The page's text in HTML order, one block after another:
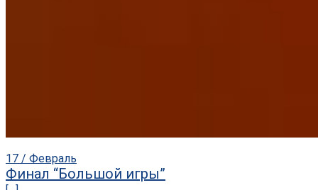
17 / Февраль
Финал “Большой игры”